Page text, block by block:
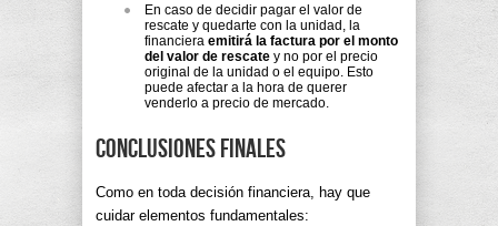
En caso de decidir pagar el valor de
rescate y quedarte con la unidad, la
financiera emitirá la factura por el monto
del valor de rescate y no por el precio
original de la unidad o el equipo. Esto
puede afectar a la hora de querer
venderlo a precio de mercado.
Conclusiones finales
Como en toda decisión financiera, hay que
cuidar elementos fundamentales: